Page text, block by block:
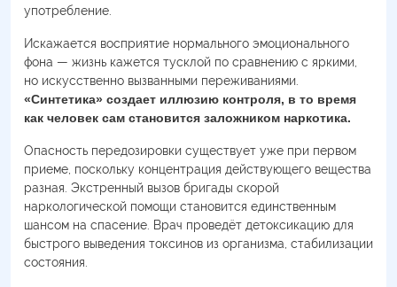
употребление.
Искажается восприятие нормального эмоционального
фона — жизнь кажется тусклой по сравнению с яркими,
но искусственно вызванными переживаниями.
«Синтетика» создает иллюзию контроля, в то время
как человек сам становится заложником наркотика.
Опасность передозировки существует уже при первом
приеме, поскольку концентрация действующего вещества
разная. Экстренный вызов бригады скорой
наркологической помощи становится единственным
шансом на спасение. Врач проведёт детоксикацию для
быстрого выведения токсинов из организма, стабилизации
состояния.